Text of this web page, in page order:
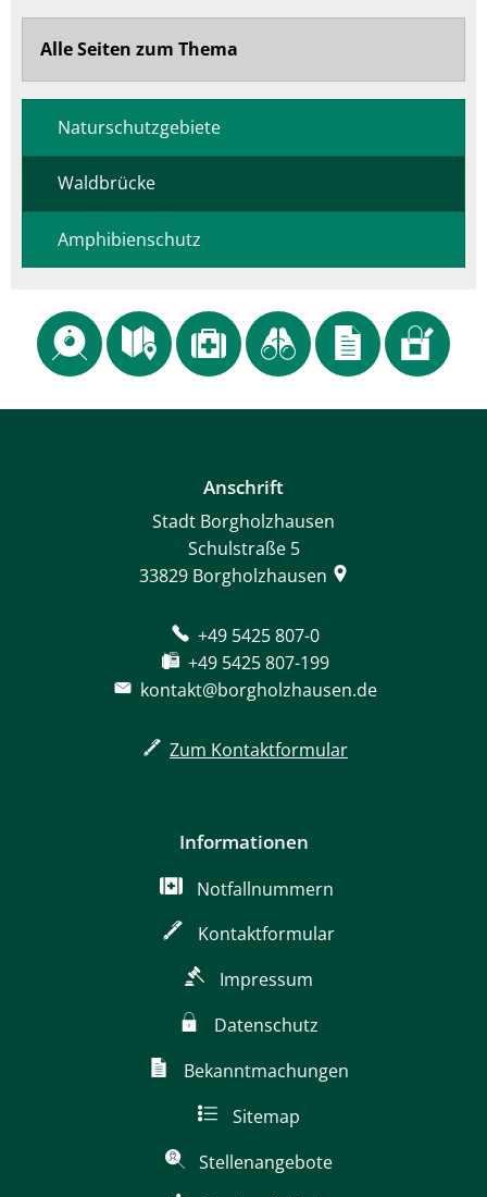
Alle Seiten zum Thema
Naturschutzgebiete
Waldbrücke
Amphibienschutz
Anschrift
Stadt Borgholzhausen
Schulstraße 5
33829 Borgholzhausen
+49 5425 807-0
+49 5425 807-199
kontakt@borgholzhausen.de
Zum Kontaktformular
Informationen
Notfallnummern
Kontaktformular
Impressum
Datenschutz
Bekanntmachungen
Sitemap
Stellenangebote